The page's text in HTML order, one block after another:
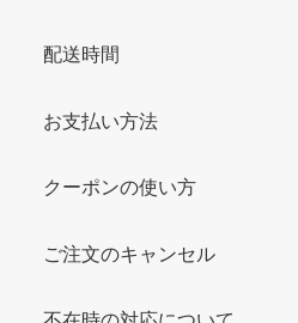
配送時間
お支払い方法
クーポンの使い方
ご注文のキャンセル